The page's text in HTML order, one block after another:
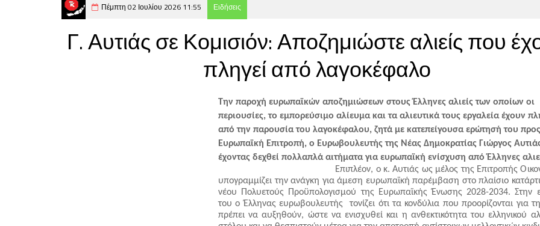
Πέμπτη 02 Ιουλίου 2026 11:55 Ειδήσεις
Γ. Αυτιάς σε Κομισιόν: Αποζημιώστε αλιείς που
πληγεί από λαγοκέφαλο
Την παροχή ευρωπαϊκών αποζημιώσεων στους Έλληνες αλιείς των οποίων οι
περιουσίες, το εμπορεύσιμο αλίευμα και τα αλιευτικά τους εργαλεία έχουν
από την παρουσία του λαγοκέφαλου, ζητά με κατεπείγουσα ερώτησή του
Ευρωπαϊκή Επιτροπή, ο Ευρωβουλευτής της Νέας Δημοκρατίας Γιώργος
έχοντας δεχθεί πολλαπλά αιτήματα για ευρωπαϊκή ενίσχυση από Έλληνες
Επιπλέον, ο κ. Αυτιάς ως μέλος της Επιτροπής
υπογραμμίζει την ανάγκη για άμεση ευρωπαϊκή παρέμβαση στο πλαίσιο
νέου Πολυετούς Προϋπολογισμού της Ευρωπαϊκής Ένωσης 2028-2034. Στην
του ο Έλληνας ευρωβουλευτής  τονίζει ότι τα κονδύλια που προορίζονται για
πρέπει να αυξηθούν, ώστε να ενισχυθεί και η ανθεκτικότητα του ελληνικού